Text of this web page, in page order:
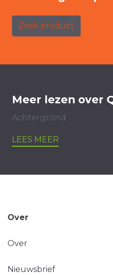
Zoek product
Meer lezen over
Achtergrond
LEES MEER
Over
Over
Nieuwsbrief